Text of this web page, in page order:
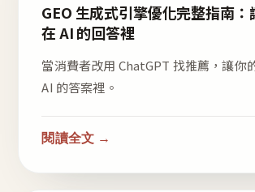
GEO 生成式引擎優化完整指南：
在 AI 的回答裡
當消費者改用 ChatGPT 找推薦，讓你
AI 的答案裡。
閱讀全文 →